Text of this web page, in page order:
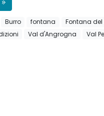
Burro fontana
Fontana del
Val d'Angrogna Val